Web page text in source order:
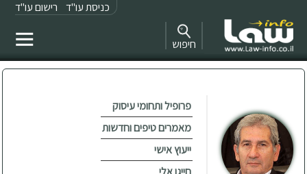
כניסת עו"ד רישום עו"ד
חיפוש
פרופיל ותחומי עיסוק
מאמרים טיפים וחדשות
ייעוץ אישי